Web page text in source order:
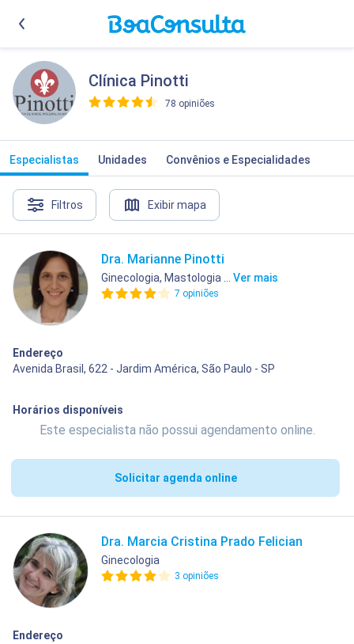
Clínica Pinotti
78 opiniões
Especialistas Unidades Convênios e Especialidades
Filtros Exibir mapa
Dra. Marianne Pinotti
Ginecologia, Mastologia ... Ver mais
7 opiniões
Endereço
Avenida Brasil, 622 - Jardim América, São Paulo - SP
Horários disponíveis
Este especialista não possui agendamento online.
Solicitar agenda online
Dra. Marcia Cristina Prado Felician
Ginecologia
3 opiniões
Endereço